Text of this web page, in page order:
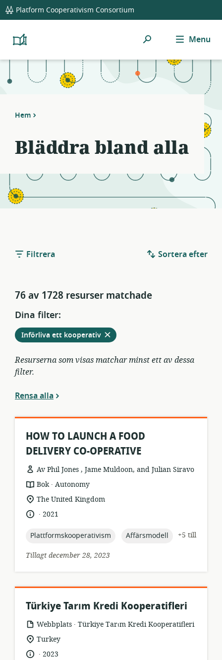
global
navigation
Platform Cooperativism Consortium
Platform
Resource
Sök Menu
Hem
Bläddra bland alla
Filtrera Sortera efter
76 av 1728 resurser matchade
Dina filter:
Ta
bort
Införliva ett kooperativfrån
aktuella
filter
Resurserna som visas matchar minst ett av dessa
filter.
Rensa alla
HOW TO LAUNCH A FOOD
DELIVERY CO-OPERATIVE
Av Phil Jones , Jame Muldoon, and Julian Siravo
resursformat:
Bok .
utgivare:
Autonomy
relevant
plats:
The United Kingdom
språk:
.
publiceringsdatum:
2021
topic:
Plattformskooperativism topic:
Affärsmodell
+5 till
Tillagt december 28, 2023
Türkiye Tarım Kredi Kooperatifleri
resursformat:
Webbplats .
utgivare:
Türkiye Tarım Kredi Kooperatifleri
relevant
plats:
Turkey
språk:
.
publiceringsdatum:
2023
Notifications
21
filters
Resource